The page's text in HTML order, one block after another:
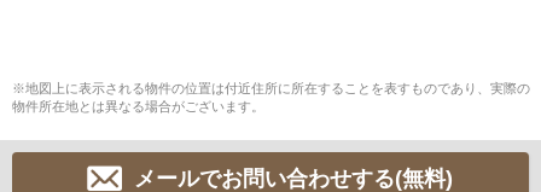
※地図上に表示される物件の位置は付近住所に所在することを表すものであり、実際の
物件所在地とは異なる場合がございます。
メールでお問い合わせする(無料)